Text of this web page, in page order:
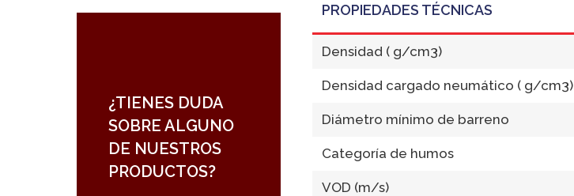
PROPIEDADES TÉCNICAS
Densidad ( g/cm3)
Densidad cargado neumático ( g/cm3)
Diámetro mínimo de barreno
Categoría de humos
VOD (m/s)
¿TIENES DUDA
SOBRE ALGUNO
DE NUESTROS
PRODUCTOS?